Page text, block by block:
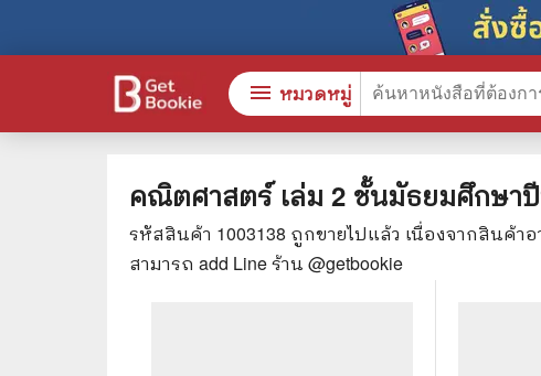
คณิตศาสตร์ เล่ม 2 ชั้นมัธยมศึกษา
รหัสสินค้า 1003138 ถูกขายไปแล้ว เนื่องจากสินค้า
สามารถ add Line ร้าน @getbookie
menu หมวดหมู่
หนังสือทั้งหมด